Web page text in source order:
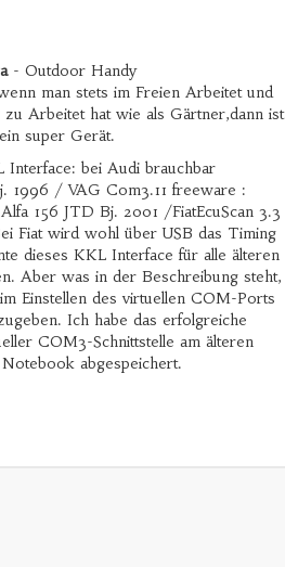
- Outdoor Handy
man stets im Freien Arbeitet und
Arbeitet hat wie als Gärtner,dann ist
super Gerät.
Interface: bei Audi brauchbar
1996 / VAG Com3.11 freeware :
156 JTD Bj. 2001 /FiatEcuScan 3.3
Fiat wird wohl über USB das Timing
dieses KKL Interface für alle älteren
Aber was in der Beschreibung steht,
Einstellen des virtuellen COM-Ports
Ich habe das erfolgreiche
COM3-Schnittstelle am älteren
abgespeichert.